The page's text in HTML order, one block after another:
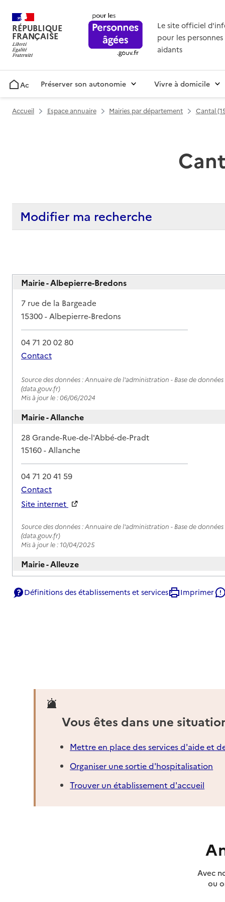
RÉPUBLIQUE
FRANÇAISE
Le site officiel
pour les personnes
aidants
AccueilPréserver son autonomie Vivre à domicile
Accueil Espace annuaire Mairies par département Cantal
Modifier ma recherche
Mairie - Albepierre-Bredons
Adresse
7 rue de la Bargeade
15300- Albepierre-Bredons
04 71 20 02 80
Contact
Source des données : Annuaire de l'administration - Base de
(data.gouv.fr)
Mis à jour le : 06/06/2024
Mairie - Allanche
Adresse
28 Grande-Rue-de-l'Abbé-de-Pradt
15160-Allanche
04 71 20 41 59
Contact
Site internet
Source des données : Annuaire de l'administration - Base de
(data.gouv.fr)
Mis à jour le : 10/04/2025
Mairie - Alleuze
Adresse
16 rue de la Minoterie
Ally
04 71 69 00 69
Rapport HAS
Source des données : Annuaire de l'administration - Base de données
Définitions des établissements et services Imprimer
Vous êtes dans une
Mettre en place des services d'aide et
Organiser une sortie d'hospitalisation
Trouver un établissement d'accueil
Avec
ou